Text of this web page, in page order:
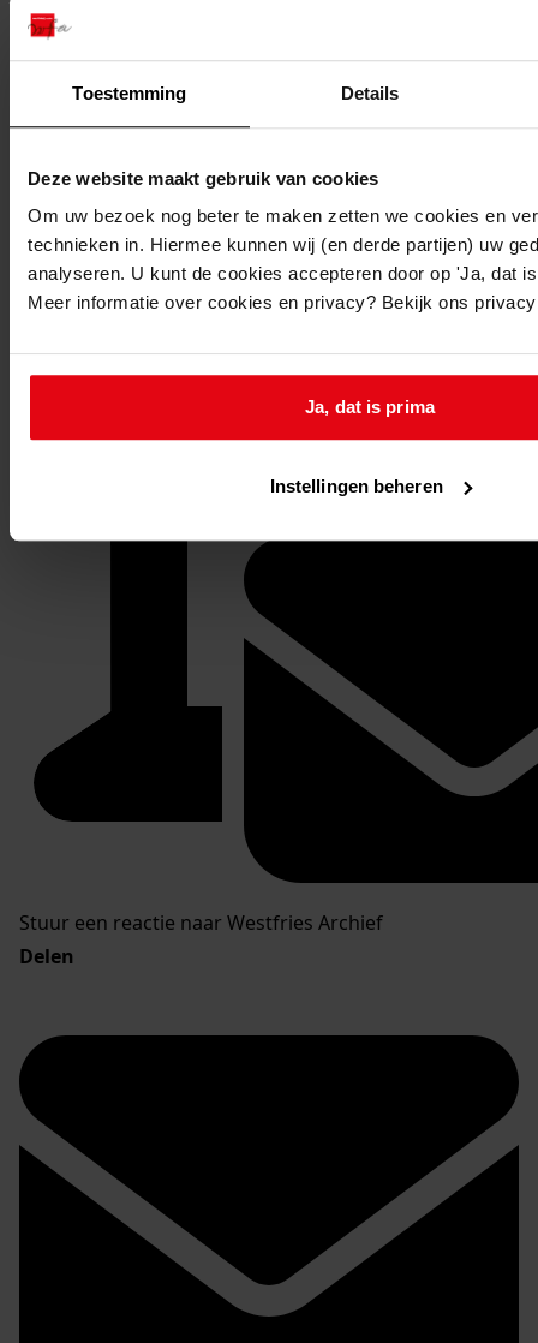
Toestemming Details
Deze website maakt gebruik van cookies
Om uw bezoek nog beter te maken zetten we cookies en
technieken in. Hiermee kunnen wij (en derde partijen) uw
analyseren. U kunt de cookies accepteren door op 'Ja, dat
Meer informatie over cookies en privacy? Bekijk ons
Ja, dat is prima
Instellingen beheren
Stel een vraag of plaats een opmerking op de tijdlijn
Reageren
Stuur een reactie naar Westfries Archief
Delen